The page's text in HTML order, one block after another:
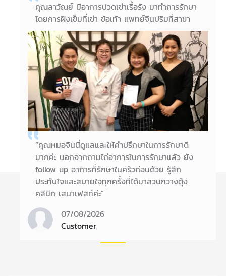
คุณลาวัณย์ มีอาการปวดเข่าเรื้อรัง มาทำการรักษา
โดยการฝังเข็มที่เข่า ข้อเท้า แพทย์จีนปริมที่สาขา
หัวลำโพงได้ทำการฝังเข็มและกระตุ้นด้วยเครื่อง
ไฟฟ้าให้ อาการที่คนไข้ปวดเข่าหายดีแล้วคะ อาการที่
ข้อเท้าดีขึ้นตามลำดับ
14/11/2017
คุณลาวัณย์
“คุณหมอจินนี่ดูแลและให้คำปรึกษาในการรักษาดี
มากค่ะ นอกจากถามไถ่อาการในการรักษาแล้ว ยัง
follow up อาการที่รักษาในคร้วก่อนด้วย รู้สึก
ประทับใจและสบายใจทุกครั้งที่ได้มาสวนกวางตุ้ง
คลินิก เสนาเฟสท์ค่ะ”
07/08/2026
Customer
聯繫我們